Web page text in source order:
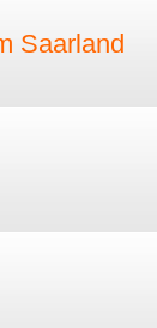
Saarland